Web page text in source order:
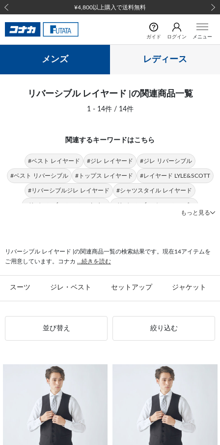
¥4,800以上購入で送料無料
前の画像
ガイド ログイン メニュー
メンズ レディース
リバーシブル レイヤード |の関連商品一覧
1 - 14件 / 14件
関連するキーワードはこちら
#ベスト レイヤード #ジレ レイヤード #ジレ リバーシブル
#ベスト リバーシブル #トップス レイヤード #レイヤード LYLE&SCOTT
#リバーシブルジレ レイヤード #シャツスタイル レイヤード
#リバーシブル シャツスタイル #リバーシブル オールシーズン
#レイヤード JOHN PEARSE comfort #リバーシブル JOHN PEARSE Black
もっと見る
リバーシブル レイヤード |の関連商品一覧の検索結果です。現在14アイテムを
ご用意しています。コナカ
...続きを読む
スーツ ジレ・ベスト セットアップ ジャケット
並び替え 絞り込む